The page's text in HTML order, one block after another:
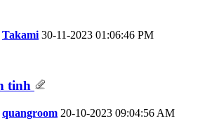
Takami 30-11-2023 01:06:46 PM
tinh
quangroom 20-10-2023 09:04:56 AM